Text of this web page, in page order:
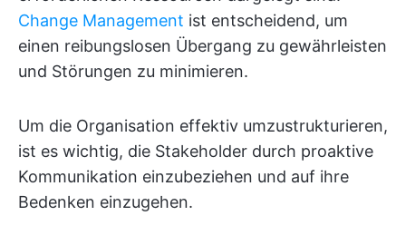
Change Management ist entscheidend, um
einen reibungslosen Übergang zu gewährleisten
und Störungen zu minimieren.
Um die Organisation effektiv umzustrukturieren,
ist es wichtig, die Stakeholder durch proaktive
Kommunikation einzubeziehen und auf ihre
Bedenken einzugehen.